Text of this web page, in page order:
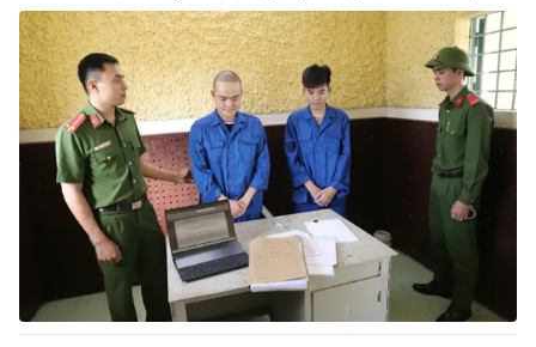
Pháp luật
Y tế
Thế giới
Tin tức
Thế giới đó đây
Câu chuyện quốc tế
Kinh tế
Thị trường
Dữ liệu và đời sống